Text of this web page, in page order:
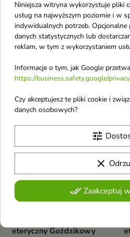

Etja Naturalny Olejek
10 ml
5,09 €6,78 €

eteryczny Goździkowy
Niniejsza witryna wykorzystuje pliki
usług na najwyższym poziomie i w
indywidualnych potrzeb. Opcjonalne
danych statystycznych lub
reklam, w tym z wykorzystaniem
Informacje o tym, jak Google
https://business.safety.google/
Czy akceptujesz te pliki cookie i
danych osobowych?
tune
clear
done_allZaakceptuj